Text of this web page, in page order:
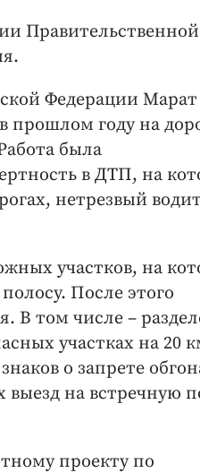
Правительственной
Федерации Марат
прошлом году на
была
в ДТП, на
нетрезвый
участков, на
После этого
В том числе –
участках на 20
о запрете
на встречную
проекту по